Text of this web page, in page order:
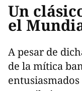
Un
el
A pesar de
de la mítica